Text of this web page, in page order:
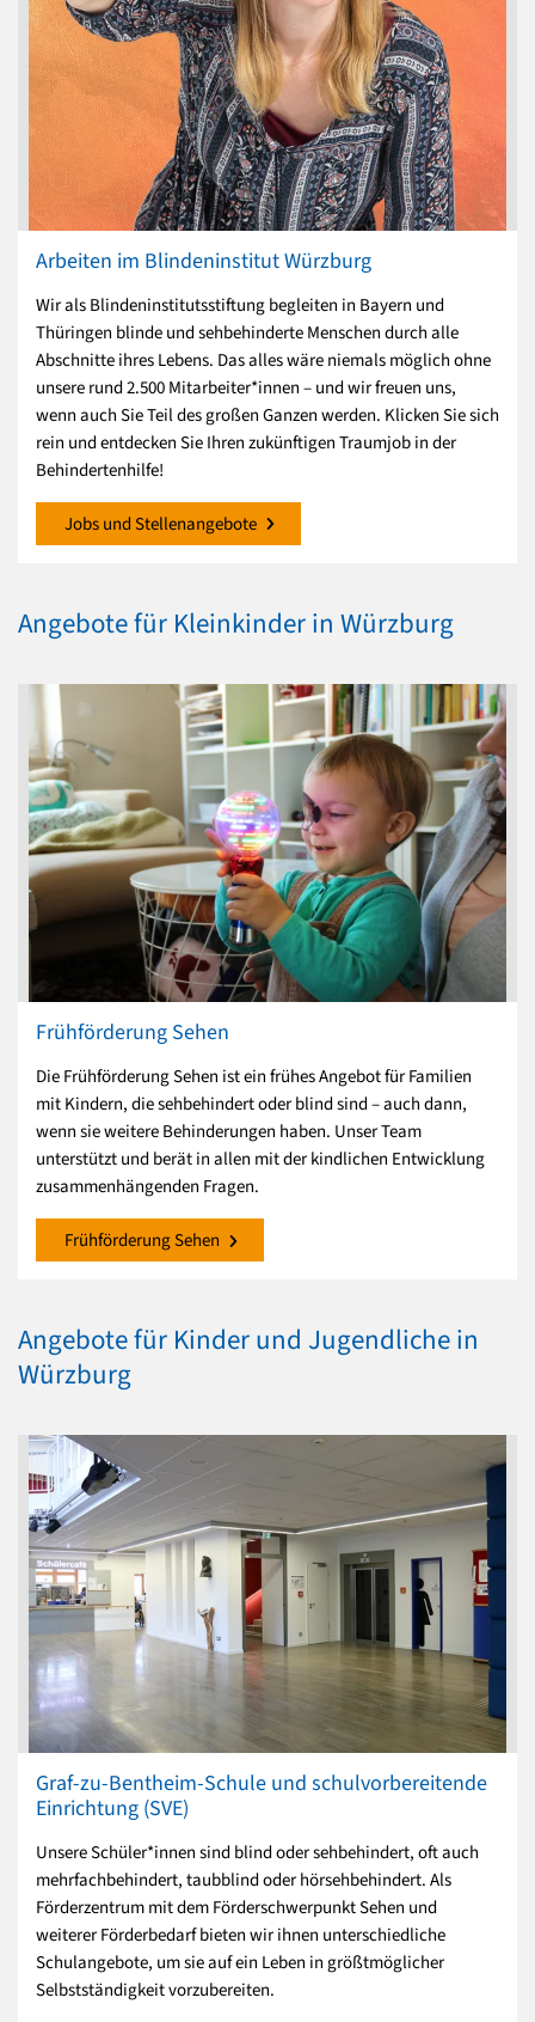
Arbeiten im Blindeninstitut Würzburg
Wir als Blindeninstitutsstiftung begleiten in Bayern und
Thüringen blinde und sehbehinderte Menschen durch alle
Abschnitte ihres Lebens. Das alles wäre niemals möglich ohne
unsere rund 2.500 Mitarbeiter*innen – und wir freuen uns,
wenn auch Sie Teil des großen Ganzen werden. Klicken Sie sich
rein und entdecken Sie Ihren zukünftigen Traumjob in der
Behindertenhilfe!
Jobs und Stellenangebote
Angebote für Kleinkinder in Würzburg
Frühförderung Sehen
Die Frühförderung Sehen ist ein frühes Angebot für Familien
mit Kindern, die sehbehindert oder blind sind – auch dann,
wenn sie weitere Behinderungen haben. Unser Team
unterstützt und berät in allen mit der kindlichen Entwicklung
zusammenhängenden Fragen.
Frühförderung Sehen
Angebote für Kinder und Jugendliche in
Würzburg
Graf-zu-Bentheim-Schule und schulvorbereitende
Einrichtung (SVE)
Unsere Schüler*innen sind blind oder sehbehindert, oft auch
mehrfachbehindert, taubblind oder hörsehbehindert. Als
Förderzentrum mit dem Förderschwerpunkt Sehen und
weiterer Förderbedarf bieten wir ihnen unterschiedliche
Schulangebote, um sie auf ein Leben in größtmöglicher
Selbstständigkeit vorzubereiten.